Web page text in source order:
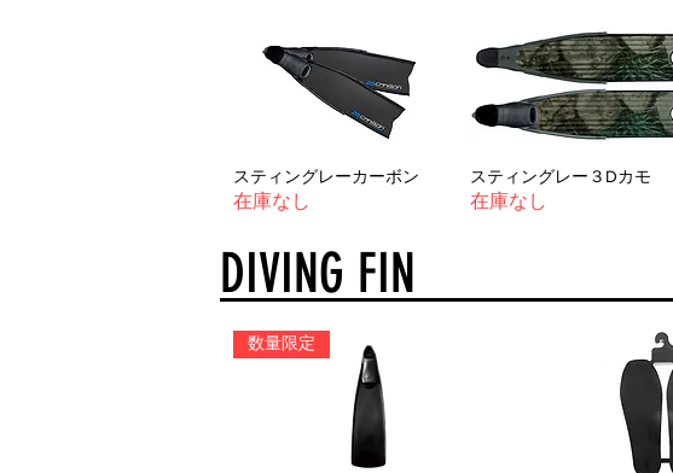
スティングレーカーボン
在庫なし
スティングレー３Dカモ
在庫なし
DIVING FIN
数量限定